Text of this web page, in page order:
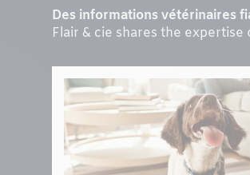
Des informations vétérinaires
Flair & cie shares the